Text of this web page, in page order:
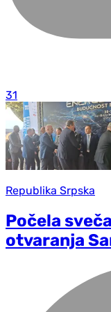
31
Republika Srpska
Počela
otvaranja